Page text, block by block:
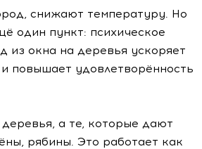
снижают температуру. Но
один пункт: психическое
из окна на деревья ускоряет
повышает удовлетворённость
а те, которые дают
рябины. Это работает как